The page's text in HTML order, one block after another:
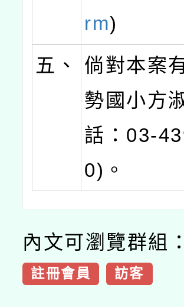
rm)
五、
倘對本案
勢國小方
話：03-
0)。
內文可瀏覽群組：
註冊會員 訪客